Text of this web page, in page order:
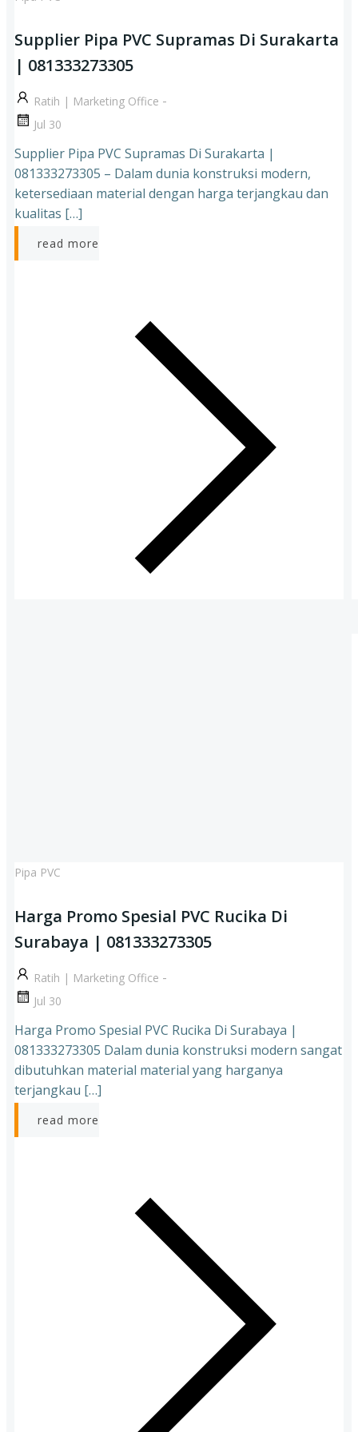
Supplier Pipa PVC Supramas Di Surakarta
| 081333273305
Ratih | Marketing Office -
Jul 30
Supplier Pipa PVC Supramas Di Surakarta |
081333273305 – Dalam dunia konstruksi modern,
ketersediaan material dengan harga terjangkau dan
kualitas […]
read more
Pipa PVC
Harga Promo Spesial PVC Rucika Di
Surabaya | 081333273305
Ratih | Marketing Office -
Jul 30
Harga Promo Spesial PVC Rucika Di Surabaya |
081333273305 Dalam dunia konstruksi modern sangat
dibutuhkan material material yang harganya
terjangkau […]
read more